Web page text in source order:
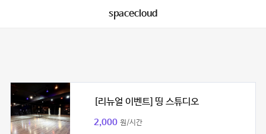
spacecloud
[리뉴얼 이벤트] 띵 스튜디오
2,000 원/시간